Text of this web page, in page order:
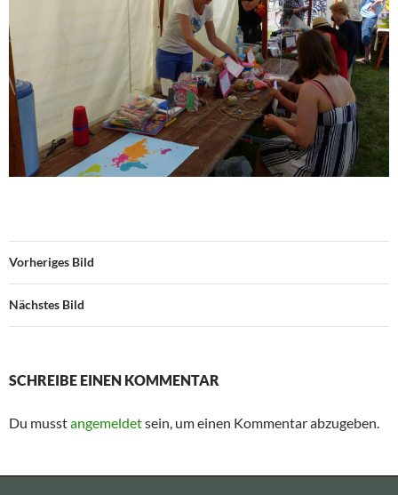
Vorheriges Bild
Nächstes Bild
SCHREIBE EINEN KOMMENTAR
Du musstangemeldetsein, um einen Kommentar abzugeben.